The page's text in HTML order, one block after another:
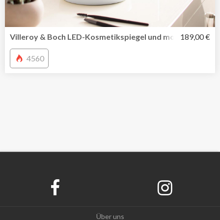
Villeroy & Boch LED-Kosmetikspiegel und mobile189,00 €
4560
Über uns